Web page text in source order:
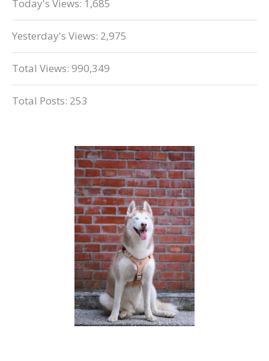
Today's Views: 1,685
Yesterday's Views: 2,975
Total Views: 990,349
Total Posts: 253